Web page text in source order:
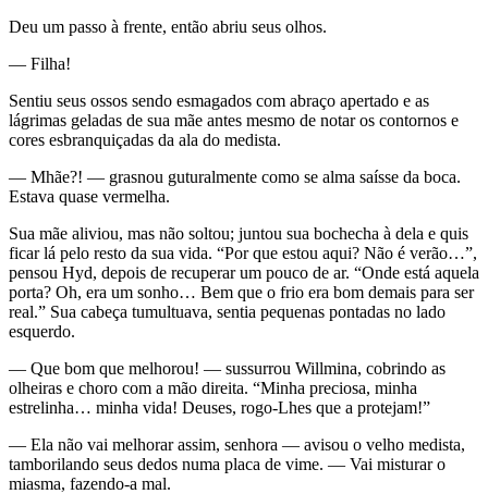
Deu um passo à frente, então abriu seus olhos.
— Filha!
Sentiu seus ossos sendo esmagados com abraço apertado e as
lágrimas geladas de sua mãe antes mesmo de notar os contornos e
cores esbranquiçadas da ala do medista.
— Mhãe?! — grasnou guturalmente como se alma saísse da boca.
Estava quase vermelha.
Sua mãe aliviou, mas não soltou; juntou sua bochecha à dela e quis
ficar lá pelo resto da sua vida. “Por que estou aqui? Não é verão…”,
pensou Hyd, depois de recuperar um pouco de ar. “Onde está aquela
porta? Oh, era um sonho… Bem que o frio era bom demais para ser
real.” Sua cabeça tumultuava, sentia pequenas pontadas no lado
esquerdo.
— Que bom que melhorou! — sussurrou Willmina, cobrindo as
olheiras e choro com a mão direita. “Minha preciosa, minha
estrelinha… minha vida! Deuses, rogo-Lhes que a protejam!”
— Ela não vai melhorar assim, senhora — avisou o velho medista,
tamborilando seus dedos numa placa de vime. — Vai misturar o
miasma, fazendo-a mal.